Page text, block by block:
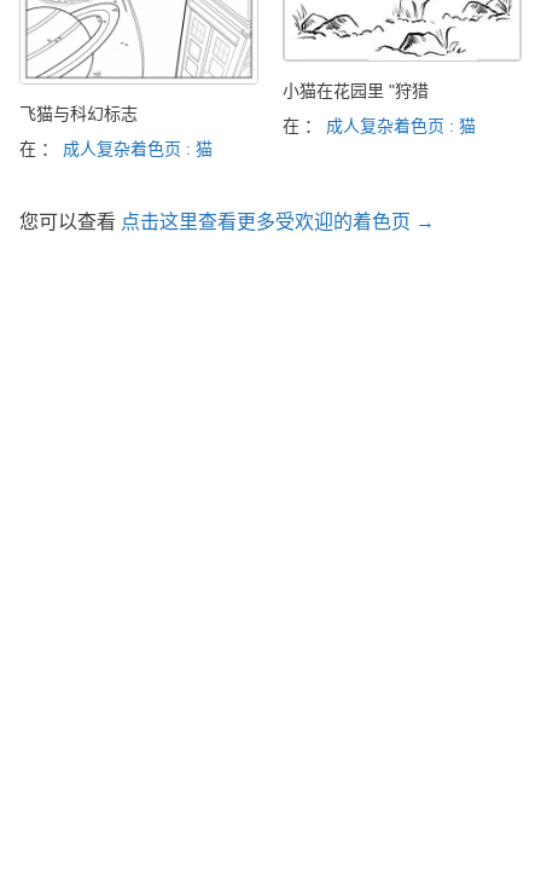
飞猫与科幻标志
在 ： 成人复杂着色页 : 猫
小猫在花园里 "狩猎
在 ： 成人复杂着色页 : 猫
您可以查看 点击这里查看更多受欢迎的着色页 →